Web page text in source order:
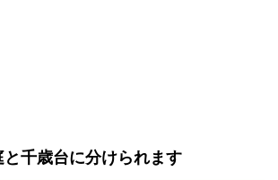
千歳台に分けられます